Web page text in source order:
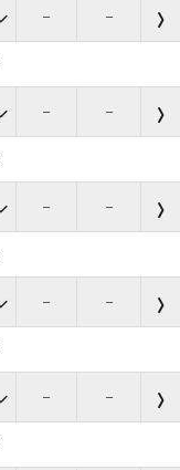
– –
– –
– –
– –
– –